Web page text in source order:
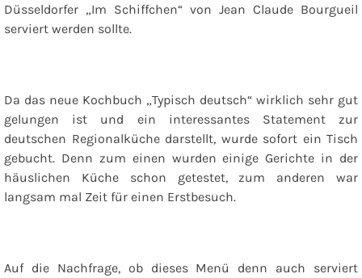
Düsseldorfer „Im Schiffchen“ von Jean Claude Bourgueil
serviert werden sollte.
Da das neue Kochbuch „Typisch deutsch“ wirklich sehr gut
gelungen ist und ein interessantes Statement zur
deutschen Regionalküche darstellt, wurde sofort ein Tisch
gebucht. Denn zum einen wurden einige Gerichte in der
häuslichen Küche schon getestet, zum anderen war
langsam mal Zeit für einen Erstbesuch.
Auf die Nachfrage, ob dieses Menü denn auch serviert